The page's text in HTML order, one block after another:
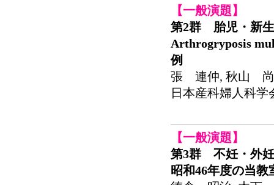
【一般演題】
第2群 胎児・新
Arthrogryposis
例
張 連仲, 秋山
日本産科婦人科学
【一般演題】
第3群 不妊・外妊
昭和46年度の当